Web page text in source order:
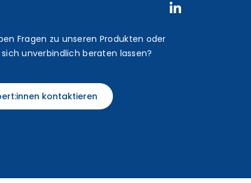
Fragen zu unseren Produkten oder
unverbindlich beraten lassen?
kontaktieren